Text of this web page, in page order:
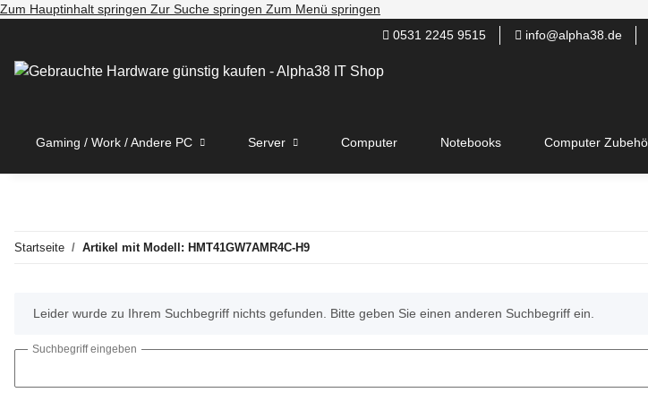
Zum Hauptinhalt springen Zur Suche springen Zum Menü springen
0531 2245 9515 info@alpha38.de
Gaming / Work / Andere PC Server Computer Notebooks Computer
Startseite Artikel mit Modell: HMT41GW7AMR4C-H9
xLeider wurde zu Ihrem Suchbegriff nichts gefunden. Bitte geben Sie einen anderen Suchbegriff ein.
Suchbegriff eingeben